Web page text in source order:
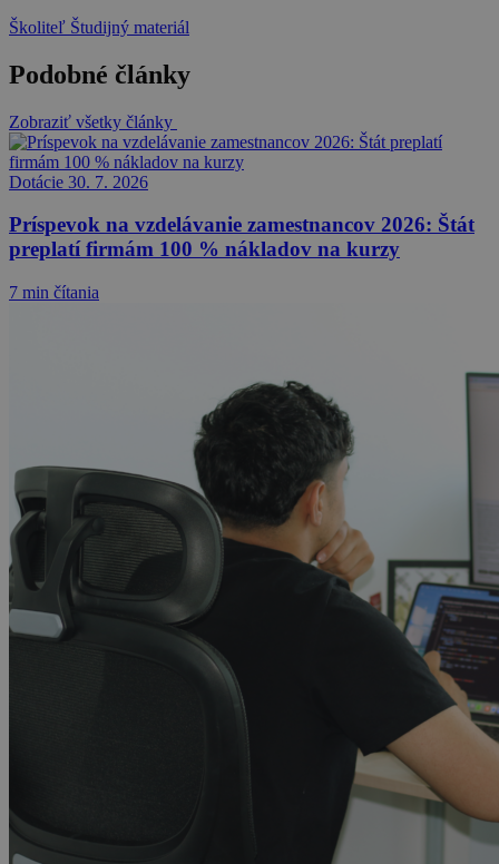
Školiteľ Študijný materiál
Podobné články
Zobraziť všetky články
Dotácie 30. 7. 2026
Príspevok na vzdelávanie zamestnancov 2026: Štát
preplatí firmám 100 % nákladov na kurzy
7 min čítania